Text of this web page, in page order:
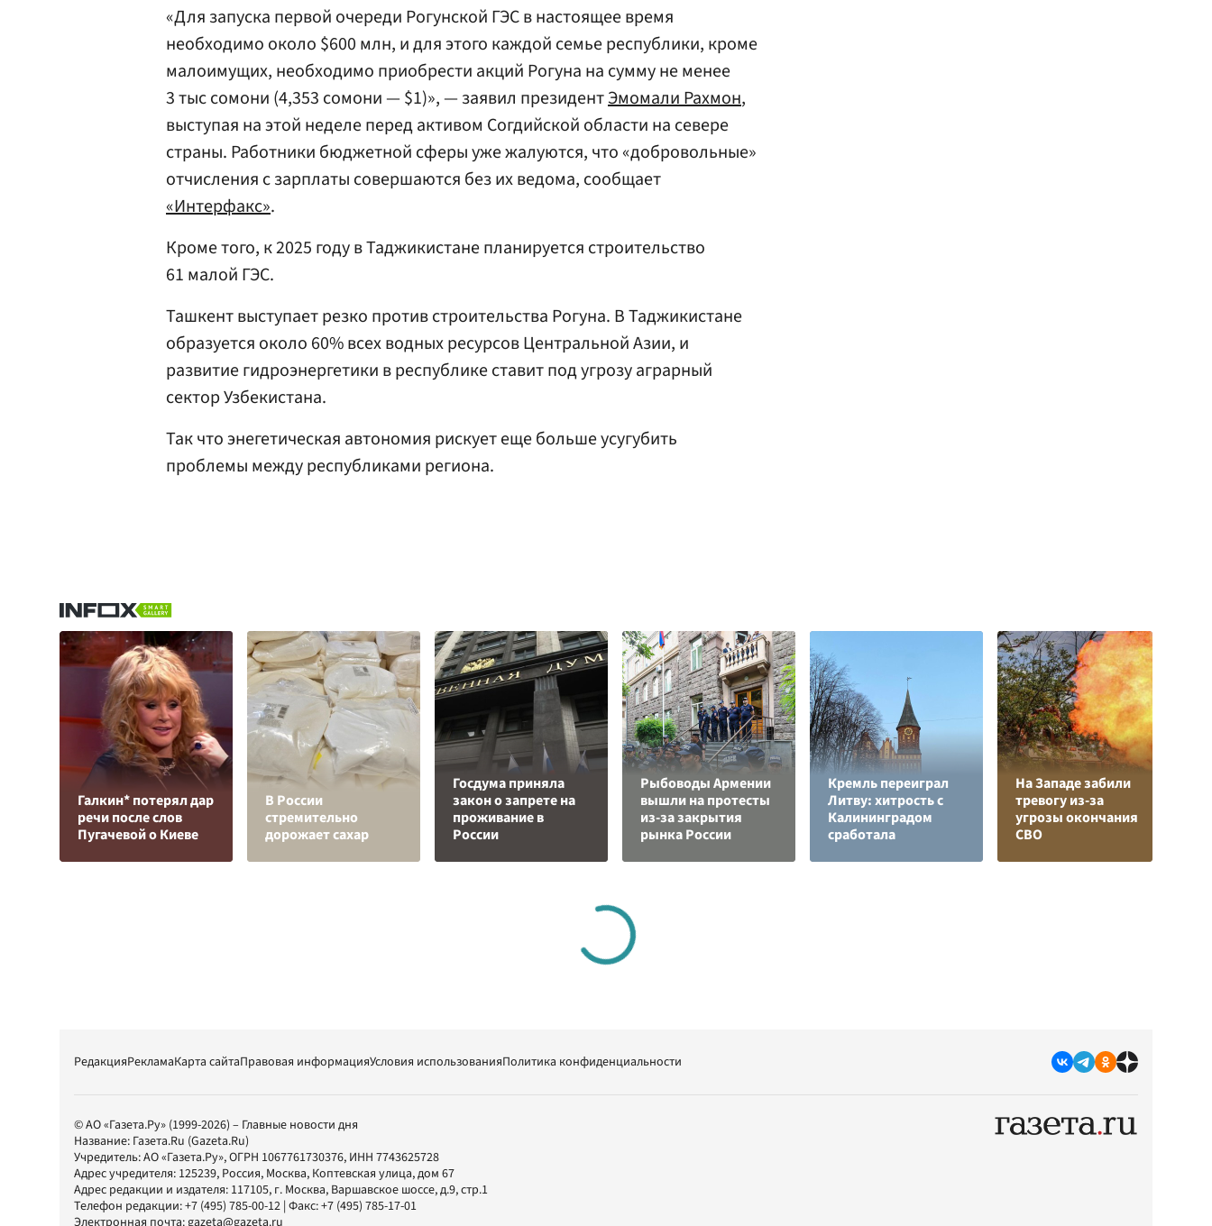
«Для запуска первой очереди Рогунской ГЭС в настоящее время
необходимо около $600 млн, и для этого каждой семье республики, кроме
малоимущих, необходимо приобрести акций Рогуна на сумму не менее
3 тыс сомони (4,353 сомони — $1)», — заявил президентЭмомали Рахмон,
выступая на этой неделе перед активом Согдийской области на севере
страны. Работники бюджетной сферы уже жалуются, что «добровольные»
отчисления с зарплаты совершаются без их ведома, сообщает
«Интерфакс».
Кроме того, к 2025 году в Таджикистане планируется строительство
61 малой ГЭС.
Ташкент выступает резко против строительства Рогуна. В Таджикистане
образуется около 60% всех водных ресурсов Центральной Азии, и
развитие гидроэнергетики в республике ставит под угрозу аграрный
сектор Узбекистана.
Так что энегетическая автономия рискует еще больше усугубить
проблемы между республиками региона.
Галкин* потерял дар
речи после слов
Пугачевой о Киеве
В России
стремительно
дорожает сахар
Госдума приняла
закон о запрете на
проживание в
России
Рыбоводы Армении
вышли на протесты
из-за закрытия
рынка России
Кремль переиграл
Литву: хитрость с
Калининградом
сработала
На Западе забили
тревогу из-за
угрозы окончания
СВО
РедакцияРекламаКарта сайтаПравовая информацияУсловия использованияПолитика конфиденциальности
© АО «Газета.Ру» (1999-2026) – Главные новости дня
Название: Газета.Ru (Gazeta.Ru)
Учредитель:АО «Газета.Ру», ОГРН 1067761730376, ИНН 7743625728
Адрес учредителя: 125239, Россия, Москва, Коптевская улица, дом 67
Адрес редакции и издателя: 117105, г. Москва, Варшавское шоссе, д.9, стр.1
Телефон редакции:+7 (495) 785-00-12 | Факс:+7 (495) 785-17-01
Электронная почта: gazeta@gazeta.ru